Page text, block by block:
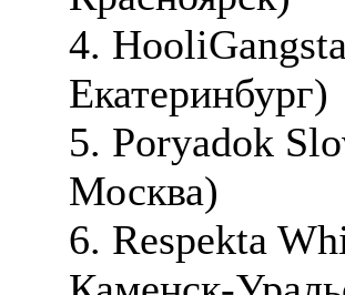
4.
Екатеринбург)
5. Poryadok
Москва)
6. Respekta